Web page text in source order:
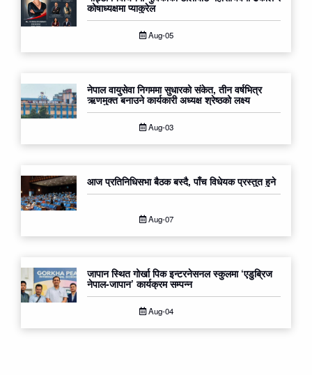
कोषाध्यक्षमा प्याकुरेल
Aug-05
नेपाल वायुसेवा निगममा सुधारको संकेत, तीन वर्षभित्र
ऋणमुक्त बनाउने कार्यकारी अध्यक्ष श्रेष्ठको लक्ष्य
Aug-03
आज प्रतिनिधिसभा बैठक बस्दै, पाँच विधेयक प्रस्तुत हुने
Aug-07
जापान स्थित गोर्खा पिक इन्टरनेसनल स्कुलमा ‘एडुब्रिज
नेपाल-जापान’ कार्यक्रम सम्पन्न
Aug-04